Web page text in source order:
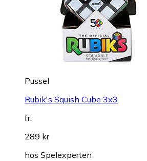
Pussel
Rubik's Squish Cube 3x3
fr.
289 kr
hos Spelexperten